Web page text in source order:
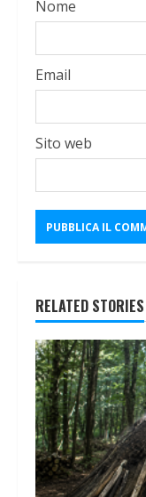
Nome
Email
Sito web
RELATED STORIES